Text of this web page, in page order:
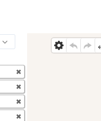
✖
✖
✖
✖